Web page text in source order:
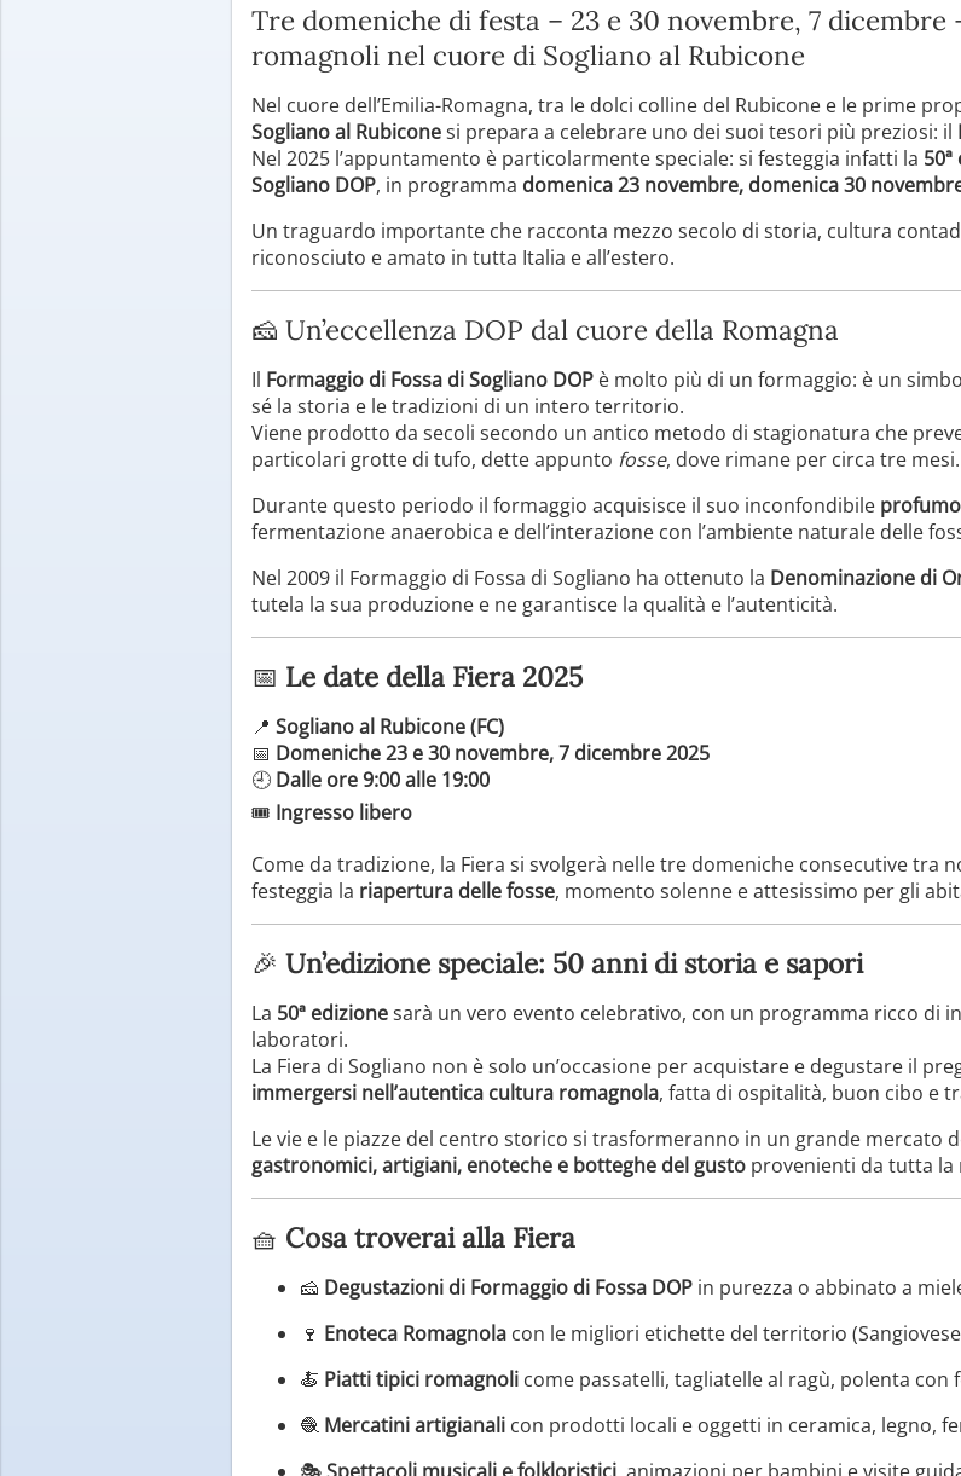
Tre domeniche di festa – 23 e 30 novembre, 7
romagnoli nel cuore di Sogliano al Rubicone
Nel cuore dell’Emilia-Romagna, tra le dolci colline del Rubicone e le prime
Sogliano al Rubiconesi prepara a celebrare uno dei suoi tesori più preziosi: il
Nel 2025 l’appuntamento è particolarmente speciale: si festeggia infatti la
Sogliano DOP, in programma domenica 23 novembre, domenica 30
Un traguardo importante che racconta mezzo secolo di storia, cultura
riconosciuto e amato in tutta Italia e all’estero.
🧀 Un’eccellenza DOP dal cuore della Romagna
Il Formaggio di Fossa di Sogliano DOP è molto più di un formaggio: è un
sé la storia e le tradizioni di un intero territorio.
Viene prodotto da secoli secondo un antico metodo di stagionatura che
particolari grotte di tufo, dette appunto fosse, dove rimane per circa tre mesi.
Durante questo periodo il formaggio acquisisce il suo inconfondibile
fermentazione anaerobica e dell’interazione con l’ambiente naturale delle
Nel 2009 il Formaggio di Fossa di Sogliano ha ottenuto la Denominazione di
tutela la sua produzione e ne garantisce la qualità e l’autenticità.
📅 Le date della Fiera 2025
📍 Sogliano al Rubicone (FC)
📅 Domeniche 23 e 30 novembre, 7 dicembre 2025
🕘 Dalle ore 9:00 alle 19:00
🎟️ Ingresso libero
Come da tradizione, la Fiera si svolgerà nelle tre domeniche consecutive tra
festeggia la riapertura delle fosse, momento solenne e attesissimo per gli
🎉 Un’edizione speciale: 50 anni di storia e sapori
La 50ª edizionesarà un vero evento celebrativo, con un programma ricco di
laboratori.
La Fiera di Sogliano non è solo un’occasione per acquistare e degustare il
immergersi nell’autentica cultura romagnola, fatta di ospitalità, buon cibo e
Le vie e le piazze del centro storico si trasformeranno in un grande mercato
gastronomici, artigiani, enoteche e botteghe del gusto provenienti da tutta la
🧺 Cosa troverai alla Fiera
🧀 Degustazioni di Formaggio di Fossa DOP in purezza o abbinato a
🍷 Enoteca Romagnola con le migliori etichette del territorio
🍝 Piatti tipici romagnoli come passatelli, tagliatelle al ragù, polenta
🧶 Mercatini artigianali con prodotti locali e oggetti in ceramica, legno,
🎭Spettacoli musicali e folkloristici, animazioni per bambini e visite